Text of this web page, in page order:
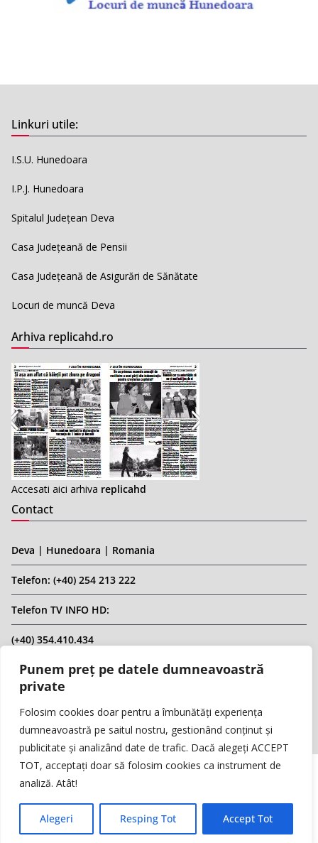
Punem preț pe datele dumneavoastră
private
Folosim cookies doar pentru a îmbunătăți experiența
dumneavoastră pe saitul nostru, gestionând conținut și
publicitate și analizând date de trafic. Dacă alegeți ACCEPT
TOT, acceptați doar să folosim cookies ca instrument de
analiză. Atât!
Alegeri Resping Tot Accept Tot
Linkuri utile:
I.S.U. Hunedoara
I.P.J. Hunedoara
Spitalul Județean Deva
Casa Județeană de Pensii
Casa Județeană de Asigurări de Sănătate
Locuri de muncă Deva
Arhiva replicahd.ro
Accesati aici arhiva replicahd
Contact
Deva | Hunedoara | Romania
Telefon: (+40) 254 213 222
Telefon TV INFO HD:
(+40) 354.410.434
Email: infohd20@gmail.com
Website: www.replicahd.ro